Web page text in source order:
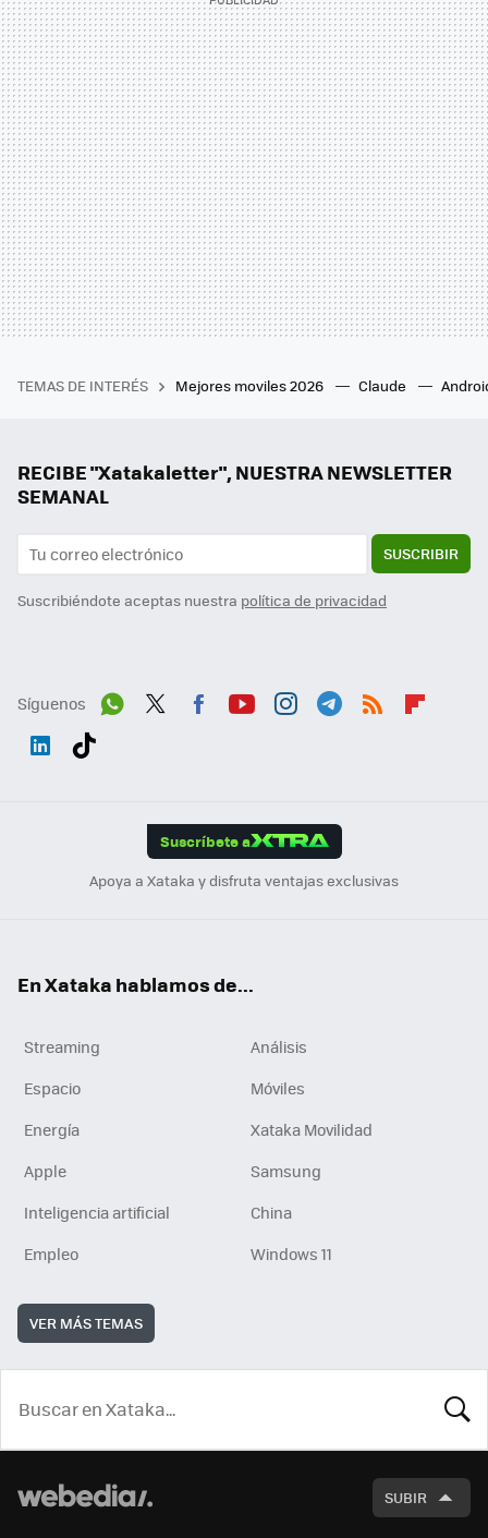
TEMAS DE INTERÉS Mejores moviles 2026 Claude
RECIBE "Xatakaletter", NUESTRA NEWSLETTER
SEMANAL
SUSCRIBIR
Suscribiéndote aceptas nuestra política de privacidad
Síguenos
Suscríbete a
Apoya a Xataka y disfruta ventajas exclusivas
En Xataka hablamos de...
Streaming
Análisis
Espacio
Móviles
Energía
Xataka Movilidad
Apple
Samsung
Inteligencia artificial
China
Empleo
Windows 11
VER MÁS TEMAS
SUBIR